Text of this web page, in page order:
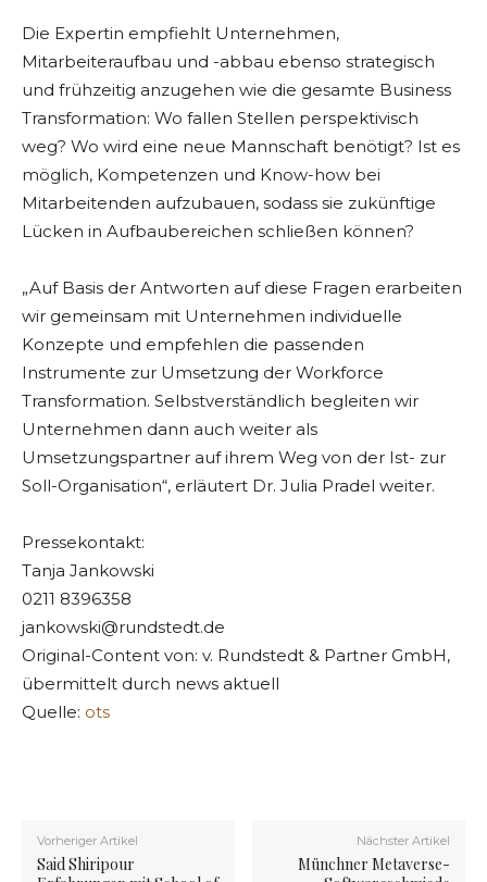
Die Expertin empfiehlt Unternehmen,
Mitarbeiteraufbau und -abbau ebenso strategisch
und frühzeitig anzugehen wie die gesamte Business
Transformation: Wo fallen Stellen perspektivisch
weg? Wo wird eine neue Mannschaft benötigt? Ist es
möglich, Kompetenzen und Know-how bei
Mitarbeitenden aufzubauen, sodass sie zukünftige
Lücken in Aufbaubereichen schließen können?
„Auf Basis der Antworten auf diese Fragen erarbeiten
wir gemeinsam mit Unternehmen individuelle
Konzepte und empfehlen die passenden
Instrumente zur Umsetzung der Workforce
Transformation. Selbstverständlich begleiten wir
Unternehmen dann auch weiter als
Umsetzungspartner auf ihrem Weg von der Ist- zur
Soll-Organisation“, erläutert Dr. Julia Pradel weiter.
Pressekontakt:
Tanja Jankowski
0211 8396358
jankowski@rundstedt.de
Original-Content von: v. Rundstedt & Partner GmbH,
übermittelt durch news aktuell
Quelle: ots
Vorheriger Artikel
Said Shiripour
Nächster Artikel
Münchner Metaverse-